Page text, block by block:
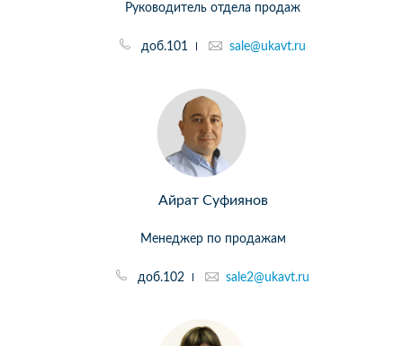
Руководитель отдела продаж
доб.101 sale@ukavt.ru
Айрат Суфиянов
Менеджер по продажам
доб.102 sale2@ukavt.ru